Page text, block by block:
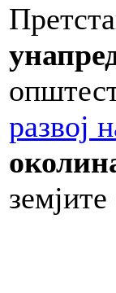
развој